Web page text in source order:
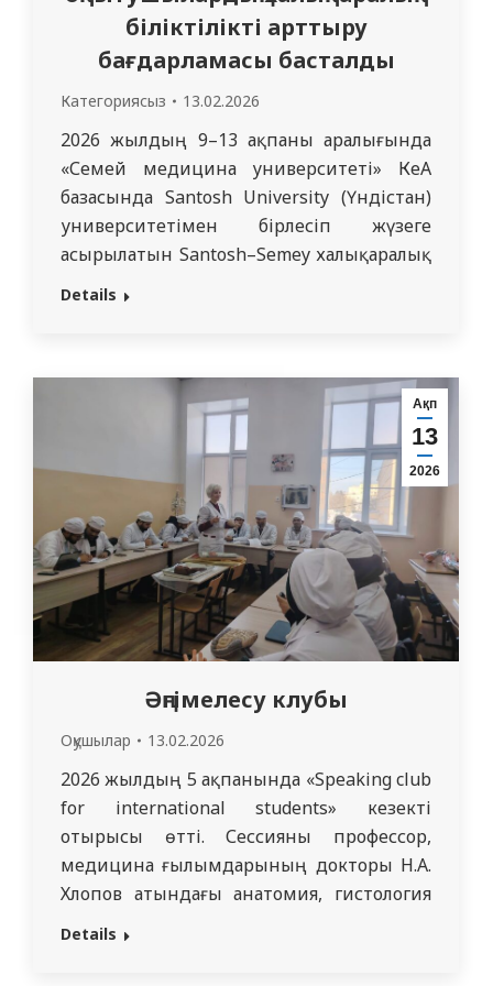
біліктілікті арттыру
бағдарламасы басталды
Категориясыз 13.02.2026
2026 жылдың 9–13 ақпаны аралығында
«Семей медицина университеті» КеАҚ
базасында Santosh University (Үндістан)
университетімен бірлесіп жүзеге
асырылатын Santosh–Semey халықаралық
оқытушылардың біліктілігін арттыру
ішінде қатысушылар медициналық білім
беру саласындағы заманауи халықаралық
тәсілдермен танысып, алған білімдерін
тәжірибеде қолданды. Бағдарламаның
офлайн кезеңінде: • белсенді және…
Details
Ақп
13
2026
Әңгімелесу клубы
Оқушылар 13.02.2026
2026 жылдың 5 ақпанында «Speaking club
for international students» кезекті
отырысы өтті. Сессияны профессор,
медицина ғылымдарының докторы Н.А.
Хлопов атындағы анатомия, гистология
және топографиялық анатомия
Details